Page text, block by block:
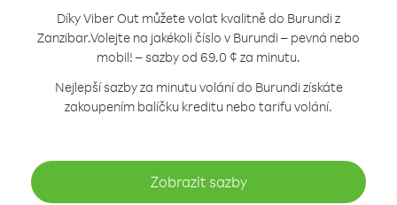
Díky Viber Out můžete volat kvalitně do Burundi z
Zanzibar.Volejte na jakékoli číslo v Burundi – pevná nebo
mobil! – sazby od 69.0 ¢ za minutu.
Nejlepší sazby za minutu volání do Burundi získáte
zakoupením balíčku kreditu nebo tarifu volání.
Zobrazit sazby